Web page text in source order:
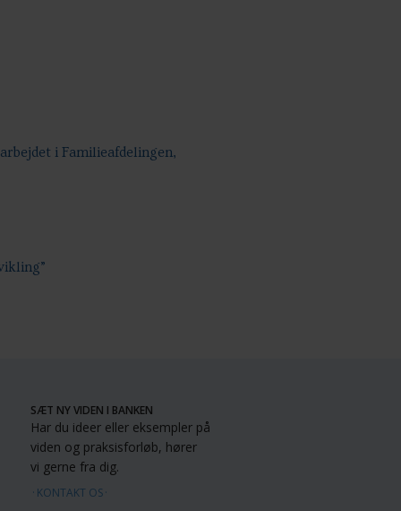
i Familieafdelingen,
SÆT NY VIDEN I BANKEN
Har du ideer eller eksempler på
viden og praksisforløb, hører
vi gerne fra dig.
KONTAKT OS